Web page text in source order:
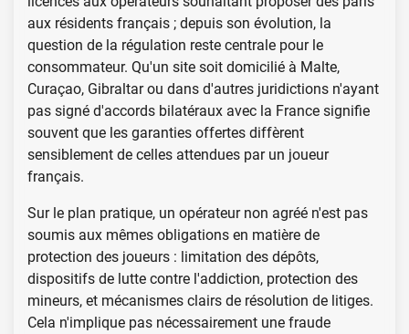
aux résidents français ; depuis son évolution, la
question de la régulation reste centrale pour le
consommateur. Qu'un site soit domicilié à Malte,
Curaçao, Gibraltar ou dans d'autres juridictions n'ayant
pas signé d'accords bilatéraux avec la France signifie
souvent que les garanties offertes diffèrent
sensiblement de celles attendues par un joueur
français.
Sur le plan pratique, un opérateur non agréé n'est pas
soumis aux mêmes obligations en matière de
protection des joueurs : limitation des dépôts,
dispositifs de lutte contre l'addiction, protection des
mineurs, et mécanismes clairs de résolution de litiges.
Cela n'implique pas nécessairement une fraude